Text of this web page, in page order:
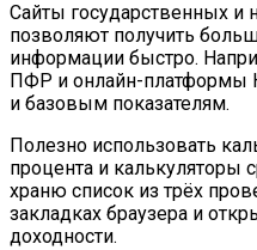
Сайты государственных и
позволяют получить
информации быстро.
ПФР и онлайн-платформы
и базовым показателям.
Полезно использовать
процента и калькуляторы
храню список из трёх
закладках браузера и
доходности.